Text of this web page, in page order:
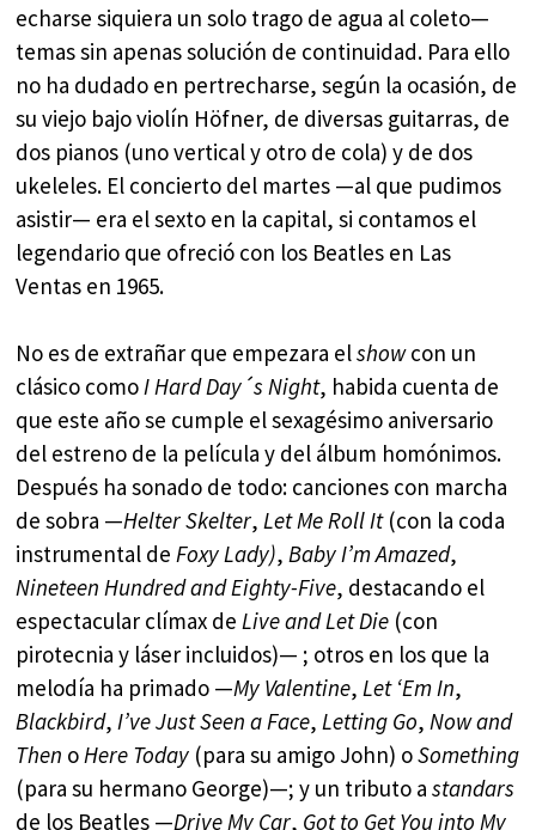
echarse siquiera un solo trago de agua al coleto—
temas sin apenas solución de continuidad. Para ello
no ha dudado en pertrecharse, según la ocasión, de
su viejo bajo violín Höfner, de diversas guitarras, de
dos pianos (uno vertical y otro de cola) y de dos
ukeleles. El concierto del martes —al que pudimos
asistir— era el sexto en la capital, si contamos el
legendario que ofreció con los Beatles en Las
Ventas en 1965.
No es de extrañar que empezara elshowcon un
clásico comoI Hard Day´s Night, habida cuenta de
que este año se cumple el sexagésimo aniversario
del estreno de la película y del álbum homónimos.
Después ha sonado de todo: canciones con marcha
de sobra —Helter Skelter,Let Me Roll It(con la coda
instrumental deFoxy Lady),Baby I’m Amazed,
Nineteen Hundred and Eighty-Five, destacando el
espectacular clímax deLive and Let Die (con
pirotecnia y láser incluidos)— ; otros en los que la
melodía ha primado —My Valentine,Let ‘Em In,
Blackbird,I’ve Just Seen a Face,Letting Go,Now and
Then oHere Today (para su amigo John) oSomething
(para su hermano George)—; y un tributo astandars
de los Beatles —Drive My Car, Got to Get You into My